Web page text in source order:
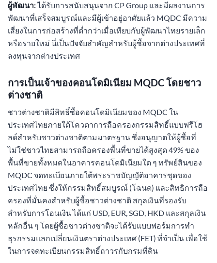
ผู้พัฒนา:ได้รับการสนับสนุนจาก CP Group และมีผลงานการ
พัฒนาที่เสร็จสมบูรณ์และมีผู้เข้าอยู่อาศัยแล้ว MQDC มีความ
เสี่ยงในการก่อสร้างที่ต่ำกว่าเมื่อเทียบกับผู้พัฒนาไทยรายเล็ก
หรือรายใหม่ นี่เป็นปัจจัยสำคัญสำหรับผู้ซื้อจากต่างประเทศที่
ลงทุนจากต่างประเทศ
การเป็นเจ้าของคอนโดมิเนียม MQDC โดยชาว
ต่างชาติ
ชาวต่างชาติมีสิทธิ์ซื้อคอนโดมิเนียมของ MQDC ใน
ประเทศไทยภายใต้โควตาการถือครองกรรมสิทธิ์แบบฟรีโฮ
ลด์สำหรับชาวต่างชาติตามมาตรฐาน ซึ่งอนุญาตให้ผู้ซื้อที่
ไม่ใช่ชาวไทยสามารถถือครองพื้นที่ขายได้สูงสุด 49% ของ
พื้นที่ขายทั้งหมดในอาคารคอนโดมิเนียมใด ๆ ทรัพย์สินของ
MQDC จดทะเบียนภายใต้พระราชบัญญัติอาคารชุดของ
ประเทศไทย ซึ่งให้กรรมสิทธิ์สมบูรณ์ (โฉนด) และสิทธิการถือ
ครองที่มั่นคงสำหรับผู้ซื้อชาวต่างชาติ สกุลเงินที่รองรับ
สำหรับการโอนเงิน ได้แก่ USD, EUR, SGD, HKD และสกุลเงิน
หลักอื่น ๆ โดยผู้ซื้อชาวต่างชาติจะได้รับแบบฟอร์มการทำ
ธุรกรรมแลกเปลี่ยนเงินตราต่างประเทศ (FET) ที่จำเป็น เพื่อใช้
ในการจดทะเบียนกรรมสิทธิ์ถาวรกับกรมที่ดิน